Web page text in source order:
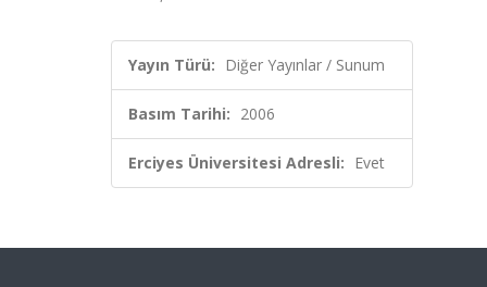
Yayın Türü: Diğer Yayınlar / Sunum
Basım Tarihi: 2006
Erciyes Üniversitesi Adresli: Evet